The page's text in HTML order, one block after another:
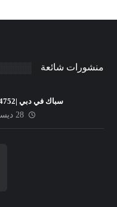
منشورات شائعة
سباك في دبي |0545574752| اعمال سباكة في دبي
28 ديسمبر، 2024